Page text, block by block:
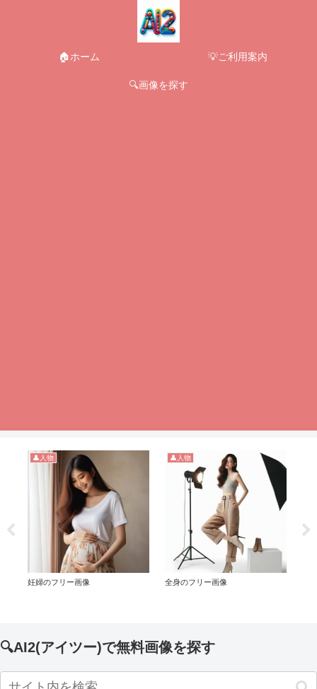
🏠ホーム 💡ご利用案内
🔍画像を探す
👤人物
妊婦のフリー画像
👤人物
全身のフリー画像
🔍AI2(アイツー)で無料画像を探す